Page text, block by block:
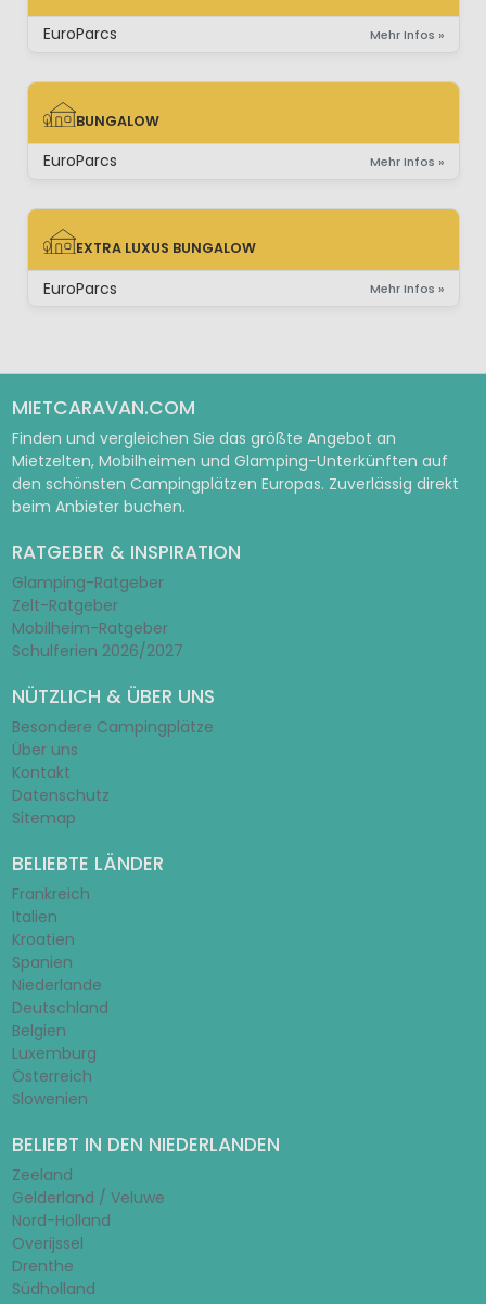
CHALET
EuroParcs Mehr Infos »
BUNGALOW
BUNGALOW
EuroParcs Mehr Infos »
EXTRA LUXUS BUNGALOW
EXTRA LUXUS BUNGALOW
EuroParcs Mehr Infos »
MIETCARAVAN.COM
Finden und vergleichen Sie das größte Angebot an
Mietzelten, Mobilheimen und Glamping-Unterkünften auf
den schönsten Campingplätzen Europas. Zuverlässig direkt
beim Anbieter buchen.
RATGEBER & INSPIRATION
Glamping-Ratgeber
Zelt-Ratgeber
Mobilheim-Ratgeber
Schulferien 2026/2027
NÜTZLICH & ÜBER UNS
Besondere Campingplätze
Über uns
Kontakt
Datenschutz
Sitemap
BELIEBTE LÄNDER
Frankreich
Italien
Kroatien
Spanien
Niederlande
Deutschland
Belgien
Luxemburg
Österreich
Slowenien
BELIEBT IN DEN NIEDERLANDEN
Zeeland
Gelderland / Veluwe
Nord-Holland
Overijssel
Drenthe
Südholland